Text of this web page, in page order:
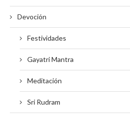
Devoción
Festividades
Gayatri Mantra
Meditación
Sri Rudram